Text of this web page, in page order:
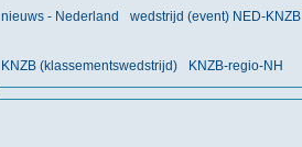
nieuws - Nederland wedstrijd (event) NED-KNZB
KNZB (klassementswedstrijd) KNZB-regio-NH